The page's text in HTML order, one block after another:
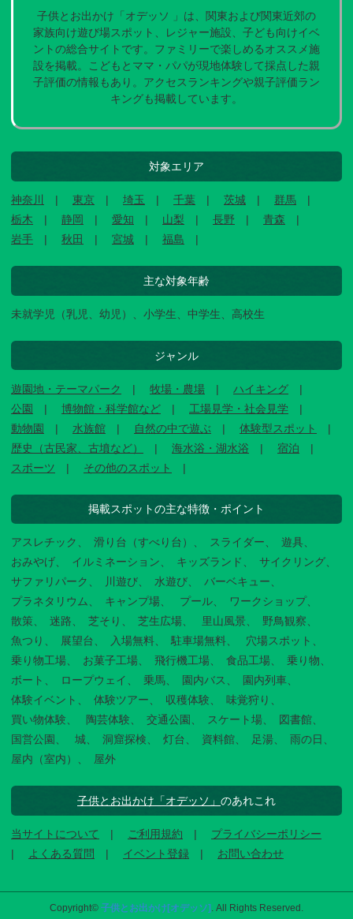
子供とお出かけ「オデッソ 」は、関東および関東近郊の
家族向け遊び場スポット、レジャー施設、子ども向けイベ
ントの総合サイトです。ファミリーで楽しめるオススメ施
設を掲載。こどもとママ・パパが現地体験して採点した親
子評価の情報もあり。アクセスランキングや親子評価ラン
キングも掲載しています。
対象エリア
神奈川 東京 埼玉 千葉 茨城
群馬
栃木
静岡 愛知 山梨 長野
青森
岩手
秋田 宮城 福島
主な対象年齢
未就学児（乳児、幼児）、小学生、中学生、高校生
ジャンル
遊園地・テーマパーク 牧場・農場
ハイキング
公園
博物館・科学館など
工場見学・社会見学
動物園
水族館 自然の中で遊ぶ
体験型スポット
歴史（古民家、古墳など）
海水浴・湖水浴
宿泊
スポーツ
その他のスポット
掲載スポットの主な特徴・ポイント
アスレチック 滑り台（すべり台） スライダー
遊具
おみやげ
イルミネーション キッズランド
サイクリング
サファリパーク
川遊び 水遊び
バーベキュー
プラネタリウム
キャンプ場 プール
ワークショップ
散策
迷路 芝そり 芝生広場 里山風景
野鳥観察
魚つり
展望台 入場無料 駐車場無料
穴場スポット
乗り物工場
お菓子工場 飛行機工場 食品工場
乗り物
ボート
ロープウェイ 乗馬 園内バス
園内列車
体験イベント
体験ツアー 収穫体験
味覚狩り
買い物体験
陶芸体験 交通公園 スケート場
図書館
国営公園
城 洞窟探検 灯台 資料館 足湯
雨の日
屋内（室内）
屋外
子供とお出かけ「オデッソ」 のあれこれ
当サイトについて ご利用規約
プライバシーポリシー
よくある質問
イベント登録 お問い合わせ
Copyright© 子供とお出かけ[オデッソ] . All Rights Reserved.